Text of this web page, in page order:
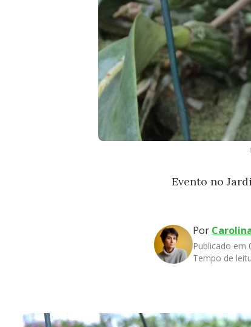
Evento no
Por
Publicado em
Tempo de